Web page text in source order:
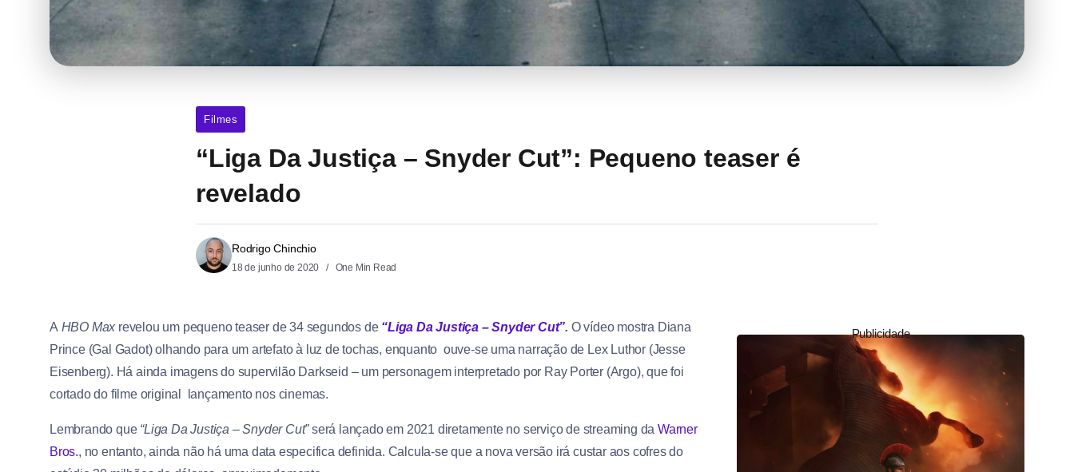
Filmes
“Liga Da Justiça – Snyder Cut”: Pequeno teaser é
revelado
Rodrigo Chinchio
18 de junho de 2020 One Min Read
A HBO Max revelou um pequeno teaser de 34 segundos de “Liga Da Justiça – Snyder Cut”. O vídeo mostra Diana
Prince (Gal Gadot) olhando para um artefato à luz de tochas, enquanto ouve-se uma narração de Lex Luthor (Jesse
Eisenberg). Há ainda imagens do supervilão Darkseid – um personagem interpretado por Ray Porter (Argo), que foi
cortado do filme original lançamento nos cinemas.
Lembrando que “Liga Da Justiça – Snyder Cut”será lançado em 2021 diretamente no serviço de streaming daWarner
Bros., no entanto, ainda não há uma data especifica definida. Calcula-se que a nova versão irá custar aos cofres do
Publicidade